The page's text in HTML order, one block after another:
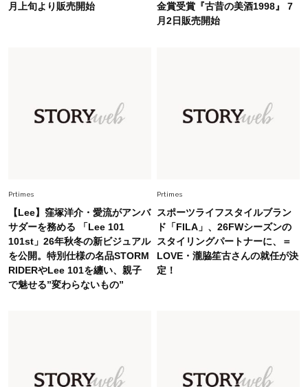
旬着こなし3選。地味見え回避のコツは「バッグ
Fashion 2026.6.25
スタイリストが本気で推す！40代がほどよく華
やぐ【甘め黒アイテム】3選
Fashion 2026.7.25
26年夏は「小ぶり」が大流行中！人と被らない
ワンピ」5選
月上旬より販売開始
金賞受賞『古昔の美酒1998』 7
月2日販売開始
Prtimes
【Lee】窪塚洋介・愛流がアンバ
サダーを務める 「Lee 101
101st」26年秋冬の新ビジュアル
を公開。特別仕様の名品STORM
RIDERやLee 101を纏い、親子
で魅せる”変わらないもの”
Prtimes
スポーツライフスタイルブラン
ド「FILA」、26FWシーズンの
スタイリングパートナーに、＝
LOVE・瀧脇笙古さんの就任が決
定！